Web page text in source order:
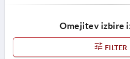
Omejitev izbire
FILTER